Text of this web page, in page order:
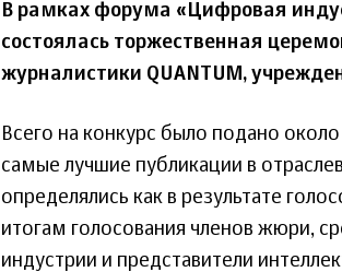
В рамках форума «Цифровая
состоялась торжественная
журналистики QUANTUM,
Всего на конкурс было подано
самые лучшие публикации в
определялись как в результате
итогам голосования членов жюри,
индустрии и представители